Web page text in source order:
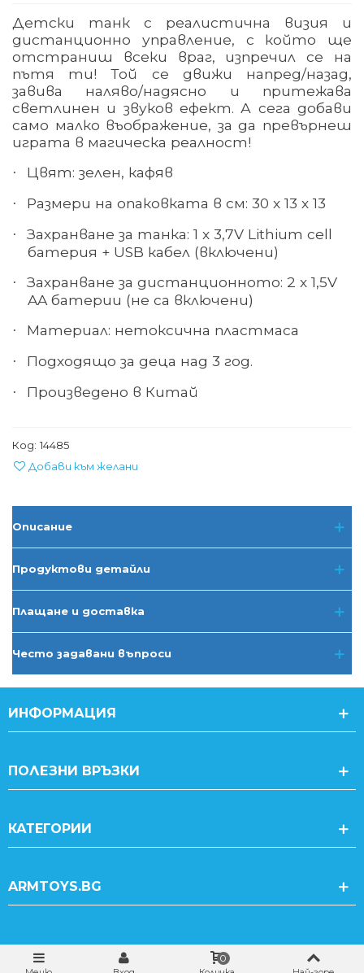
Детски танк с реалистична визия и
дистанционно управление, с който ще
отстраниш всеки враг, изпречил се на
пътя ти! Той се движи напред/назад,
завива наляво/надясно
и притежава
светлинен и звуков ефект. А сега добави
само малко въображение, за да превърнеш
играта в магическа реалност!
· Цвят: зелен, кафяв
· Размери на опаковката в см: 30 х 13 х 13
· Захранване за танка: 1 х 3,7V Lithium cell
батерия + USB кабел (включени)
· Захранване за дистанционното: 2 х 1,5V
AAбатерии (не са включени)
· Материал: нетоксична пластмаса
· Подходящо за деца над 3 год.
· Произведено в Китай
Код: 14485
Добави към желани
Описание
Продуктови детайли
Плащане и доставка
Често задавани въпроси
ИНФОРМАЦИЯ
ПОЛЕЗНИ ВРЪЗКИ
КАТЕГОРИИ
ARMTOYS.BG
0